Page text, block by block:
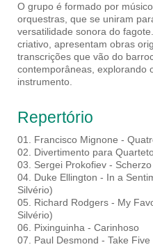
O grupo é formado por
orquestras, que se uniram
versatilidade sonora do
criativo, apresentam obras
transcrições que vão do
contemporâneas, explorando
instrumento.
Repertório
01. Francisco Mignone -
02. Divertimento para
03. Sergei Prokofiev -
04. Duke Ellington - In a
Silvério)
05. Richard Rodgers - My
Silvério)
06. Pixinguinha - Carinhoso
07. Paul Desmond - Take